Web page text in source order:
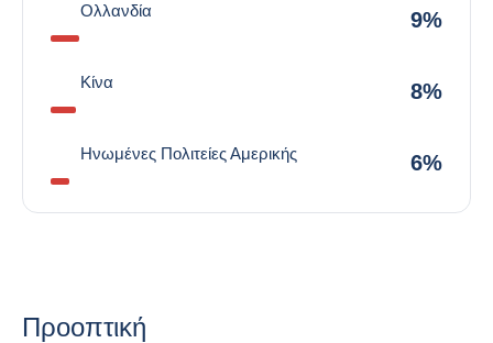
Ολλανδία 9%
Κίνα 8%
Ηνωμένες Πολιτείες Αμερικής 6%
Προοπτική